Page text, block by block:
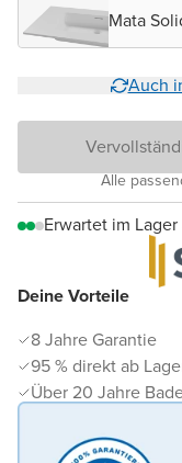
Deine Vorteile
8 Jahre Garantie
95 % direkt ab
Über 20 Jahre
Mata
Auch
Alle
Erwartet im